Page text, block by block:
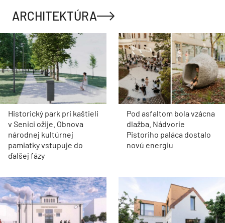
ARCHITEKTÚRA
Historický park pri kaštieli
v Senici ožije. Obnova
národnej kultúrnej
pamiatky vstupuje do
ďalšej fázy
Pod asfaltom bola vzácna
dlažba. Nádvorie
Pistoriho paláca dostalo
novú energiu